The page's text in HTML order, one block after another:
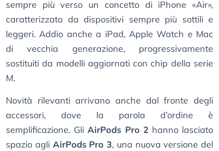
sempre più verso un concetto di iPhone «Air»,
caratterizzato da dispositivi sempre più sottili e
leggeri. Addio anche a iPad, Apple Watch e Mac
di vecchia generazione, progressivamente
sostituiti da modelli aggiornati con chip della serie
M.
Novità rilevanti arrivano anche dal fronte degli
accessori, dove la parola d’ordine è
semplificazione. GliAirPods Pro 2 hanno lasciato
spazio agli AirPods Pro 3, una nuova versione del